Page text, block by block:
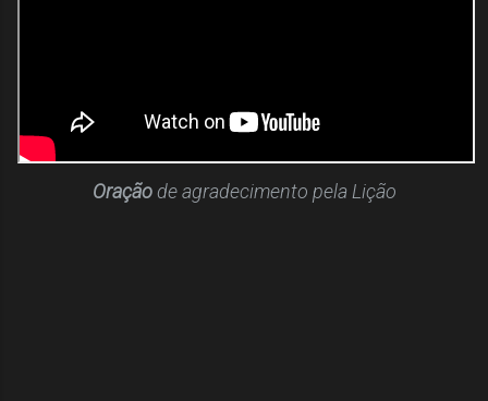
Oraçãode agradecimento pela Lição